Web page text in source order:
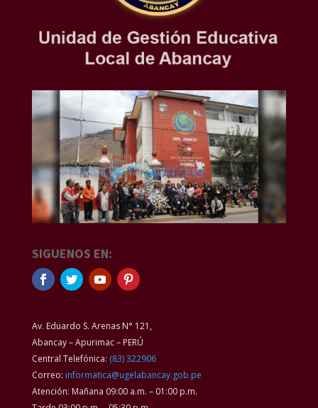
SIGUENOS EN:
Av. Eduardo S. Arenas N° 121,
Abancay – Apurimac – PERÚ
Central Telefónica: (83) 322906
Correo: informatica@ugelabancay.gob.pe
Atención: Mañana 09:00 a.m. – 01:00 p.m.